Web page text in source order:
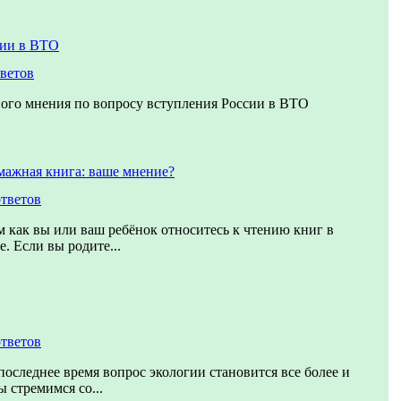
в ВТО
мнения по вопросу вступления России в ВТО
книга: ваше мнение?
как вы или ваш ребёнок относитесь к чтению книг в
Если вы родите...
время вопрос экологии становится все более и
стремимся со...